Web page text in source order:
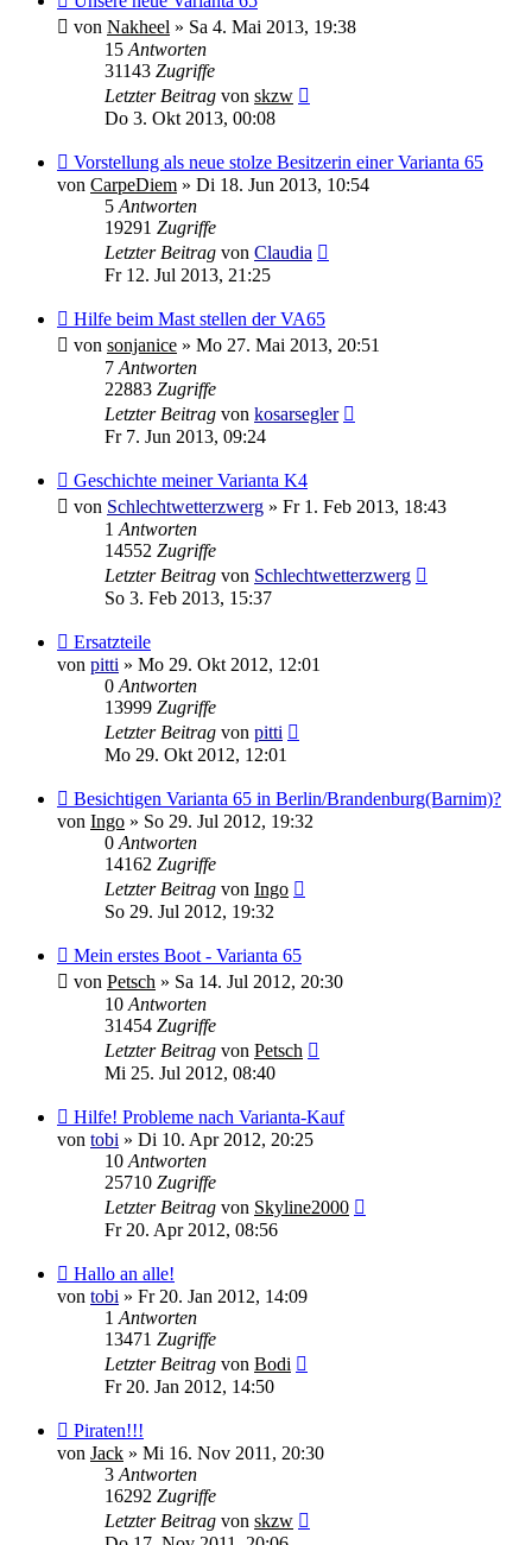
von Nakheel » Sa 4. Mai 2013, 19:38
15 Antworten
31143 Zugriffe
Letzter Beitrag von skzw
Do 3. Okt 2013, 00:08
Vorstellung als neue stolze Besitzerin einer Varianta 65
von CarpeDiem » Di 18. Jun 2013, 10:54
5 Antworten
19291 Zugriffe
Letzter Beitrag von Claudia
Fr 12. Jul 2013, 21:25
Hilfe beim Mast stellen der VA65
von sonjanice » Mo 27. Mai 2013, 20:51
7 Antworten
22883 Zugriffe
Letzter Beitrag von kosarsegler
Fr 7. Jun 2013, 09:24
Geschichte meiner Varianta K4
von Schlechtwetterzwerg » Fr 1. Feb 2013, 18:43
1 Antworten
14552 Zugriffe
Letzter Beitrag von Schlechtwetterzwerg
So 3. Feb 2013, 15:37
Ersatzteile
von pitti » Mo 29. Okt 2012, 12:01
0 Antworten
13999 Zugriffe
Letzter Beitrag von pitti
Mo 29. Okt 2012, 12:01
Besichtigen Varianta 65 in Berlin/Brandenburg(Barnim)?
von Ingo » So 29. Jul 2012, 19:32
0 Antworten
14162 Zugriffe
Letzter Beitrag von Ingo
So 29. Jul 2012, 19:32
Mein erstes Boot - Varianta 65
von Petsch » Sa 14. Jul 2012, 20:30
10 Antworten
31454 Zugriffe
Letzter Beitrag von Petsch
Mi 25. Jul 2012, 08:40
Hilfe! Probleme nach Varianta-Kauf
von tobi » Di 10. Apr 2012, 20:25
10 Antworten
25710 Zugriffe
Letzter Beitrag von Skyline2000
Fr 20. Apr 2012, 08:56
Hallo an alle!
von tobi » Fr 20. Jan 2012, 14:09
1 Antworten
13471 Zugriffe
Letzter Beitrag von Bodi
Fr 20. Jan 2012, 14:50
Piraten!!!
von Jack » Mi 16. Nov 2011, 20:30
3 Antworten
16292 Zugriffe
Letzter Beitrag von skzw